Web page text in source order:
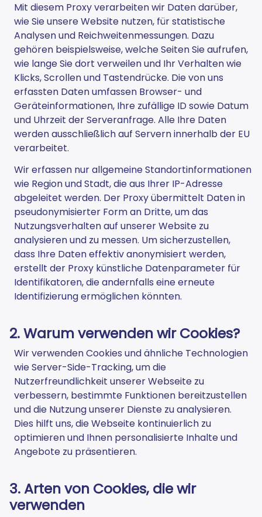
Mit diesem Proxy verarbeiten wir Daten darüber,
wie Sie unsere Website nutzen, für statistische
Analysen und Reichweitenmessungen. Dazu
gehören beispielsweise, welche Seiten Sie aufrufen,
wie lange Sie dort verweilen und Ihr Verhalten wie
Klicks, Scrollen und Tastendrücke. Die von uns
erfassten Daten umfassen Browser- und
Geräteinformationen, Ihre zufällige ID sowie Datum
und Uhrzeit der Serveranfrage. Alle Ihre Daten
werden ausschließlich auf Servern innerhalb der EU
verarbeitet.
Wir erfassen nur allgemeine Standortinformationen
wie Region und Stadt, die aus Ihrer IP-Adresse
abgeleitet werden. Der Proxy übermittelt Daten in
pseudonymisierter Form an Dritte, um das
Nutzungsverhalten auf unserer Website zu
analysieren und zu messen. Um sicherzustellen,
dass Ihre Daten effektiv anonymisiert werden,
erstellt der Proxy künstliche Datenparameter für
Identifikatoren, die andernfalls eine erneute
Identifizierung ermöglichen könnten.
2. Warum verwenden wir Cookies?
Wir verwenden Cookies und ähnliche Technologien
wie Server-Side-Tracking, um die
Nutzerfreundlichkeit unserer Webseite zu
verbessern, bestimmte Funktionen bereitzustellen
und die Nutzung unserer Dienste zu analysieren.
Dies hilft uns, die Webseite kontinuierlich zu
optimieren und Ihnen personalisierte Inhalte und
Angebote zu präsentieren.
3. Arten von Cookies, die wir
verwenden